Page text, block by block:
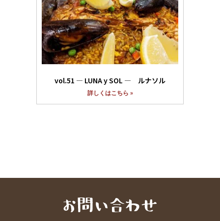
vol.51 ― LUNA y SOL ― ルナソル
詳しくはこちら »